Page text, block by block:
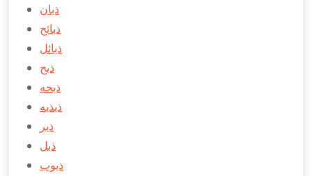
ذبان
ذبائح
ذبائل
ذبح
ذبحه
ذبذبه
ذبر
ذبل
ذبوب